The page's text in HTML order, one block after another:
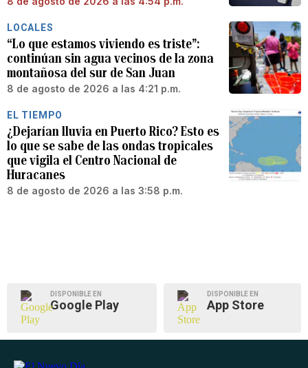
LOCALES
“Lo que estamos viviendo es triste”:
continúan sin agua vecinos de la zona
montañosa del sur de San Juan
8 de agosto de 2026 a las 4:21 p.m.
EL TIEMPO
¿Dejarían lluvia en Puerto Rico? Esto es
lo que se sabe de las ondas tropicales
que vigila el Centro Nacional de
Huracanes
8 de agosto de 2026 a las 3:58 p.m.
DISPONIBLE EN
Google Play
DISPONIBLE EN
App Store